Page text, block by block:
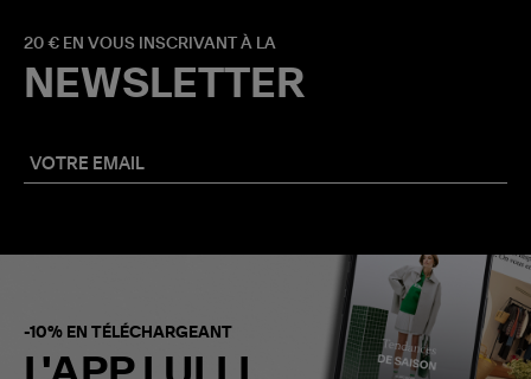
20 € EN VOUS INSCRIVANT À LA
NEWSLETTER
-10% EN TÉLÉCHARGEANT